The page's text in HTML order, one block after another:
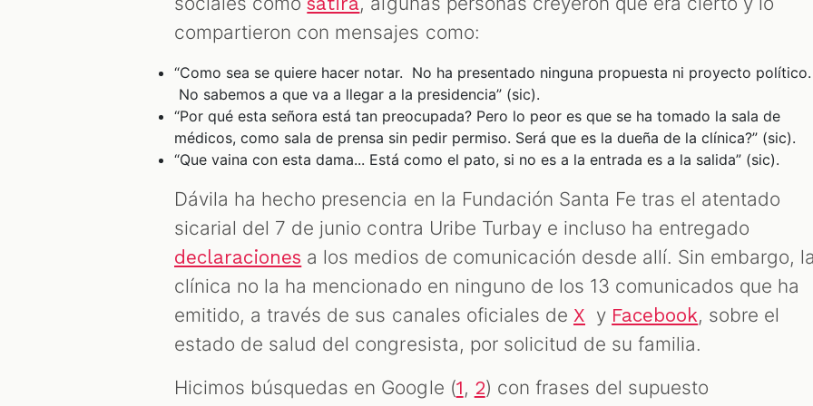
compartieron con mensajes como:
“Como sea se quiere hacer notar. No ha presentado ninguna propuesta ni proyecto político.
No sabemos a que va a llegar a la presidencia” (sic).
“Por qué esta señora está tan preocupada? Pero lo peor es que se ha tomado la sala de
médicos, como sala de prensa sin pedir permiso. Será que es la dueña de la clínica?” (sic).
“Que vaina con esta dama... Está como el pato, si no es a la entrada es a la salida” (sic).
Dávila ha hecho presencia en la Fundación Santa Fe tras el atentado
sicarial del 7 de junio contra Uribe Turbay e incluso ha entregado
declaraciones a los medios de comunicación desde allí. Sin embargo,
clínica no la ha mencionado en ninguno de los 13 comunicados que ha
emitido, a través de sus canales oficiales de X y Facebook, sobre el
estado de salud del congresista, por solicitud de su familia.
Hicimos búsquedas en Google (1, 2) con frases del supuesto